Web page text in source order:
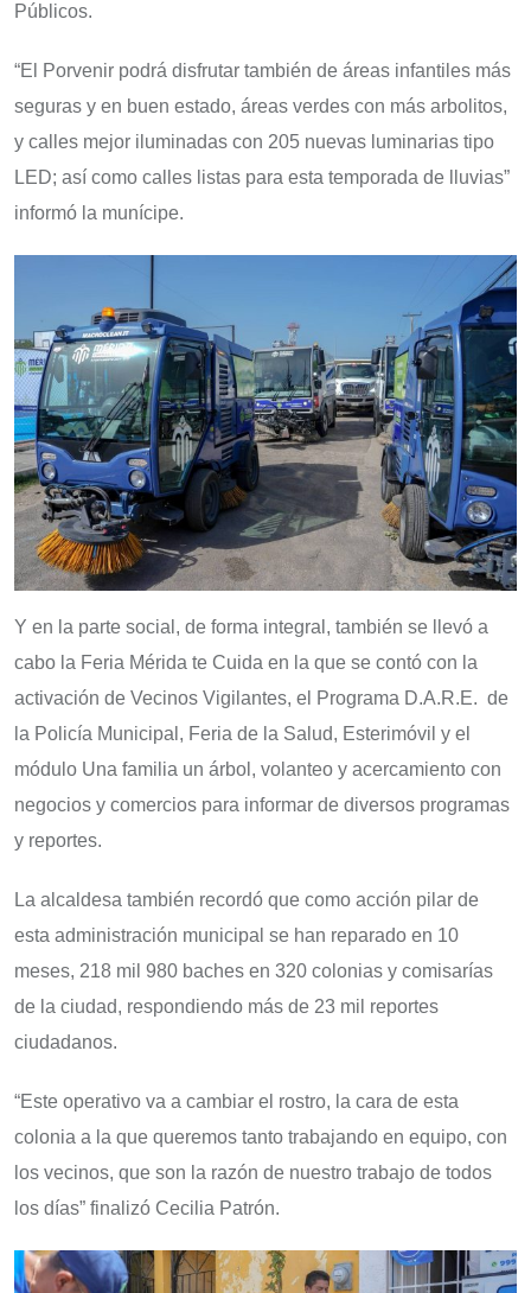
Públicos.
“El Porvenir podrá disfrutar también de áreas infantiles más
seguras y en buen estado, áreas verdes con más arbolitos,
y calles mejor iluminadas con 205 nuevas luminarias tipo
LED; así como calles listas para esta temporada de lluvias”
informó la munícipe.
Y en la parte social, de forma integral, también se llevó a
cabo la Feria Mérida te Cuida en la que se contó con la
activación de Vecinos Vigilantes, el Programa D.A.R.E. de
la Policía Municipal, Feria de la Salud, Esterimóvil y el
módulo Una familia un árbol, volanteo y acercamiento con
negocios y comercios para informar de diversos programas
y reportes.
La alcaldesa también recordó que como acción pilar de
esta administración municipal se han reparado en 10
meses, 218 mil 980 baches en 320 colonias y comisarías
de la ciudad, respondiendo más de 23 mil reportes
ciudadanos.
“Este operativo va a cambiar el rostro, la cara de esta
colonia a la que queremos tanto trabajando en equipo, con
los vecinos, que son la razón de nuestro trabajo de todos
los días” finalizó Cecilia Patrón.